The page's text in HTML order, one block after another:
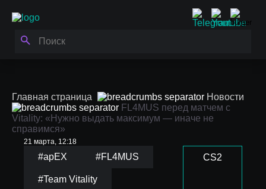
Главная страница
Новости
FL4MUS перед матчем с
Vitality: «Нужно выдать максимум — иначе не
справимся»
21 марта, 12:18
#apEX #FL4MUS
#Team Vitality
CS2